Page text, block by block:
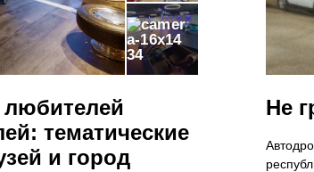
34
тематические
и город
Не